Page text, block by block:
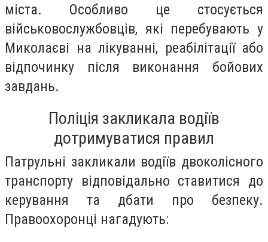
міста. Особливо це стосується
військовослужбовців, які перебувають у
Миколаєві на лікуванні, реабілітації або
відпочинку після виконання бойових
завдань.
Поліція закликала водіїв
дотримуватися правил
Патрульні закликали водіїв двоколісного
транспорту відповідально ставитися до
керування та дбати про безпеку.
Правоохоронці нагадують: